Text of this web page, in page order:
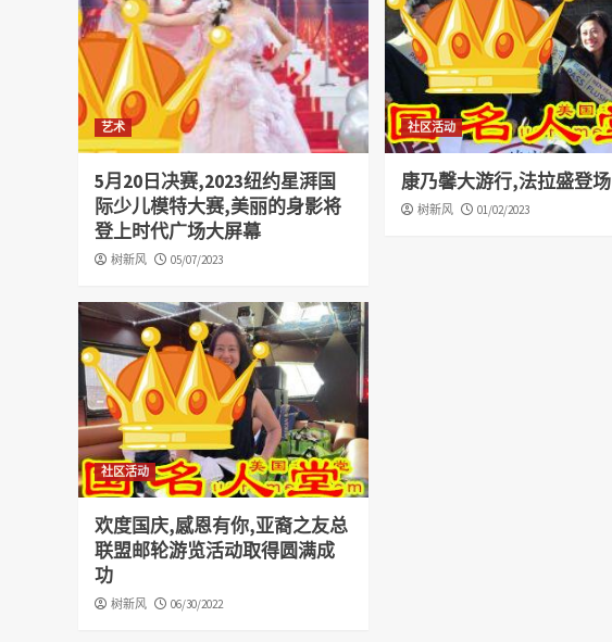
艺术
5月20日决赛,2023纽约星湃国
际少儿模特大赛,美丽的身影将
登上时代广场大屏幕
树新风 05/07/2023
社区活动
康乃馨大游行,法拉盛登场
树新风 01/02/2023
社区活动
欢度国庆,感恩有你,亚裔之友总
联盟邮轮游览活动取得圆满成
功
树新风 06/30/2022